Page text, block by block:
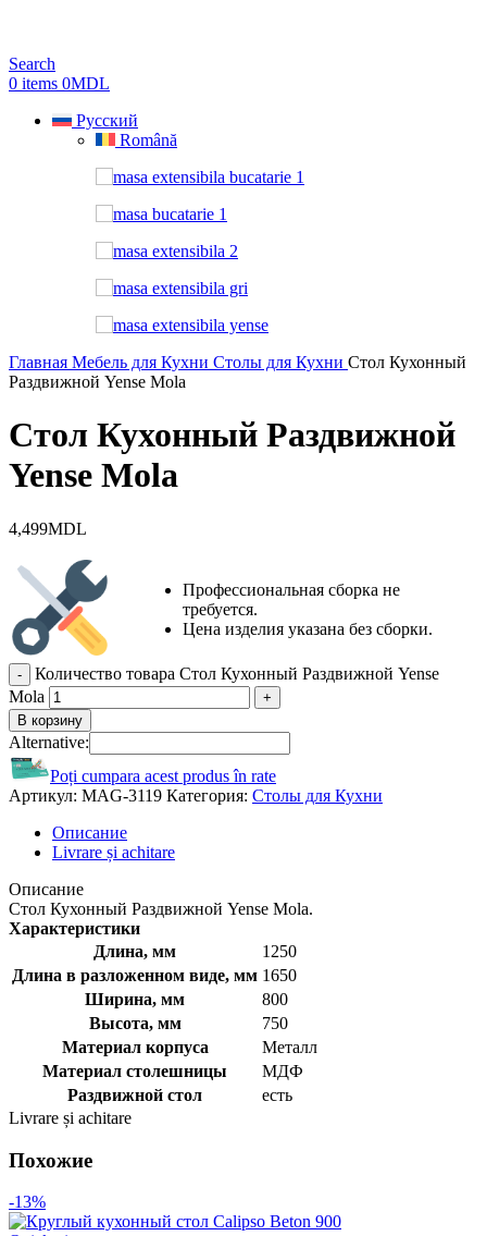
Search
0 items 0MDL
Русский
Română
Главная Мебель для Кухни Столы для Кухни Стол Кухонный
Раздвижной Yense Mola
Стол Кухонный Раздвижной
Yense Mola
4,499MDL
Профессиональная сборка не
требуется.
Цена изделия указана без сборки.
Количество товара Стол Кухонный Раздвижной Yense
Mola
В корзину
Alternative:
Poți cumpara acest produs în rate
Артикул: MAG-3119 Категория: Столы для Кухни
Описание
Livrare și achitare
Описание
Стол Кухонный Раздвижной Yense Mola.
Характеристики
Длина, мм
1250
Длина в разложенном виде, мм 1650
Ширина, мм
800
Высота, мм
750
Материал корпуса
Металл
Материал столешницы
МДФ
Раздвижной стол
есть
Livrare și achitare
Похожие
-13%